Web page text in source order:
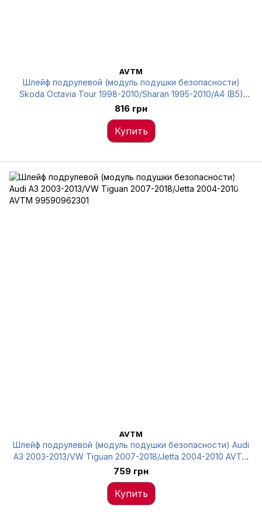
AVTM
Шлейф подрулевой (модуль подушки безопасности)
Skoda Octavia Tour 1998-2010/Sharan 1995-2010/A4 (B5)
1994-2001 AVTM 591815801
816 грн
Купить
AVTM
Шлейф подрулевой (модуль подушки безопасности) Audi
A3 2003-2013/VW Tiguan 2007-2018/Jetta 2004-2010 AVTM
99590962301
759 грн
Купить